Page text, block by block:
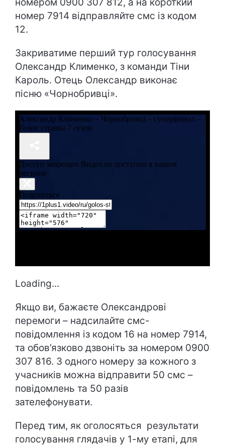
номером 0900 307 812, а на короткий
номер 7914 відправляйте смс із кодом
12.
Закриватиме перший тур голосування
Олександр Клименко, з команди Тіни
Кароль. Отець Олександр виконає
пісню «Чорнобривці».
Loading...
Якщо ви, бажаєте Олександрові
перемоги – надсилайте смс-
повідомлення із кодом 16 на номер 7914,
та обов’язково дзвоніть за номером 0900
307 816. З одного номеру за кожного з
учасників можна відправити 50 смс –
повідомлень та 50 разів
зателефонувати.
Перед тим, як оголосяться результати
голосування глядачів у 1-му етапі, для